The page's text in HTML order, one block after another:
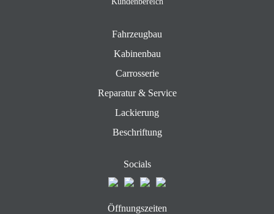
Fahrzeugbau
Kabinenbau
Carrosserie
Reparatur & Service
Lackierung
Beschriftung
Socials
Öffnungszeiten